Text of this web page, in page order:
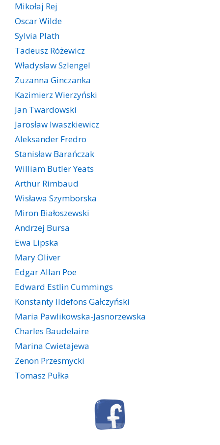
Mikołaj Rej
Oscar Wilde
Sylvia Plath
Tadeusz Różewicz
Władysław Szlengel
Zuzanna Ginczanka
Kazimierz Wierzyński
Jan Twardowski
Jarosław Iwaszkiewicz
Aleksander Fredro
Stanisław Barańczak
William Butler Yeats
Arthur Rimbaud
Wisława Szymborska
Miron Białoszewski
Andrzej Bursa
Ewa Lipska
Mary Oliver
Edgar Allan Poe
Edward Estlin Cummings
Konstanty Ildefons Gałczyński
Maria Pawlikowska-Jasnorzewska
Charles Baudelaire
Marina Cwietajewa
Zenon Przesmycki
Tomasz Pułka